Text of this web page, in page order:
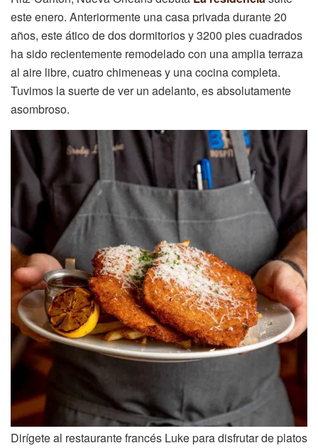
este enero. Anteriormente una casa privada durante 20
años, este ático de dos dormitorios y 3200 pies cuadrados
ha sido recientemente remodelado con una amplia terraza
al aire libre, cuatro chimeneas y una cocina completa.
Tuvimos la suerte de ver un adelanto, es absolutamente
asombroso.
Dirígete al restaurante francés Luke para disfrutar de platos